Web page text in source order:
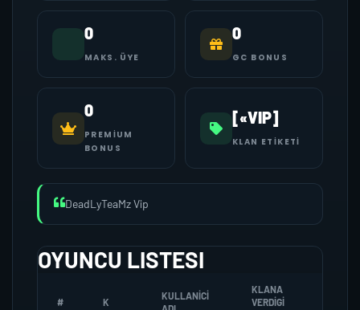
0
MAKS. ÜYE
0
GC BONUS
0
PREMIUM
BONUS
[«VIP]
KLAN ETIKETI
DeadLyTeaMz Vip
OYUNCU LISTESI
# K
KULLANICI
KLANA
VERDIGI